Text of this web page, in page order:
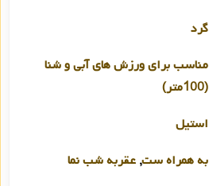
گرد
مناسب برای ورزش های آبی و شنا
(100متر)
استیل
به همراه ست, عقربه شب نما